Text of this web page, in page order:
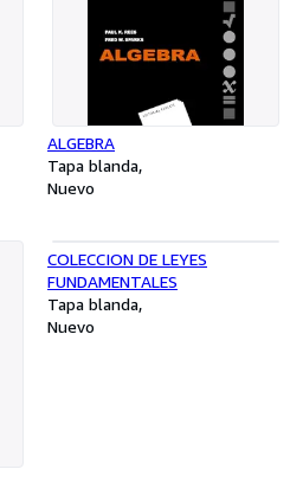
ALGEBRA
Tapa blanda
Nuevo
COLECCION DE LEYES
FUNDAMENTALES
Tapa blanda
Nuevo